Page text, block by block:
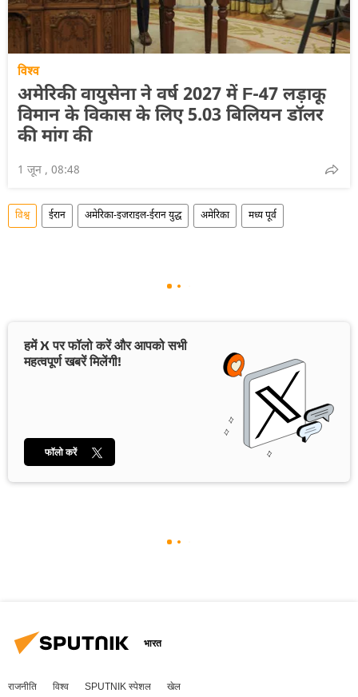
विश्व
अमेरिकी वायुसेना ने वर्ष 2027 में F-47 लड़ाकू
विमान के विकास के लिए 5.03 बिलियन डॉलर
की मांग की
1 जून , 08:48
विश्व ईरान अमेरिका-इजराइल-ईरान युद्ध अमेरिका मध्य पूर्व
हमें X पर फॉलो करें और आपको सभी
महत्वपूर्ण खबरें मिलेंगी!
फॉलो करें
भारत
राजनीति विश्व SPUTNIK स्पेशल खेल